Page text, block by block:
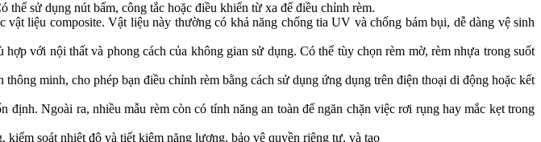
sử dụng nút bấm, công tắc hoặc điều khiển từ xa để điều chỉnh rèm.
liệu composite. Vật liệu này thường có khả năng chống tia UV và chống bám bụi, dễ dàng vệ sinh
với nội thất và phong cách của không gian sử dụng. Có thể tùy chọn rèm mờ, rèm nhựa trong suốt
minh, cho phép bạn điều chỉnh rèm bằng cách sử dụng ứng dụng trên điện thoại di động hoặc kết
Ngoài ra, nhiều mẫu rèm còn có tính năng an toàn để ngăn chặn việc rơi rụng hay mắc kẹt trong
soát nhiệt độ và tiết kiệm năng lượng, bảo vệ quyền riêng tư, và tạo